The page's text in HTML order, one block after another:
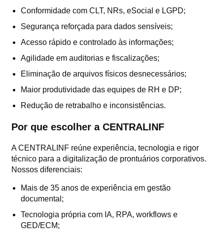
Conformidade com CLT, NRs, eSocial e LGPD;
Segurança reforçada para dados sensíveis;
Acesso rápido e controlado às informações;
Agilidade em auditorias e fiscalizações;
Eliminação de arquivos físicos desnecessários;
Maior produtividade das equipes de RH e DP;
Redução de retrabalho e inconsistências.
Por que escolher a CENTRALINF
A CENTRALINF reúne experiência, tecnologia e rigor
técnico para a digitalização de prontuários corporativos.
Nossos diferenciais:
Mais de 35 anos de experiência em gestão
documental;
Tecnologia própria com IA, RPA, workflows e
GED/ECM;